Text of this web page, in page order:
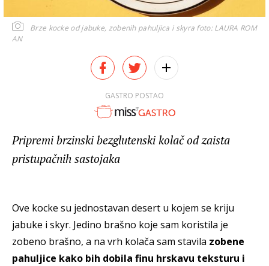
Brze kocke od jabuke, zobenih pahuljica i skyra foto: LAURA ROM
AN
GASTRO POSTAO
Pripremi brzinski bezglutenski kolač od zaista
pristupačnih sastojaka
Ove kocke su jednostavan desert u kojem se kriju
jabuke i skyr. Jedino brašno koje sam koristila je
zobeno brašno, a na vrh kolača sam stavila zobene
pahuljice kako bih dobila finu hrskavu teksturu i